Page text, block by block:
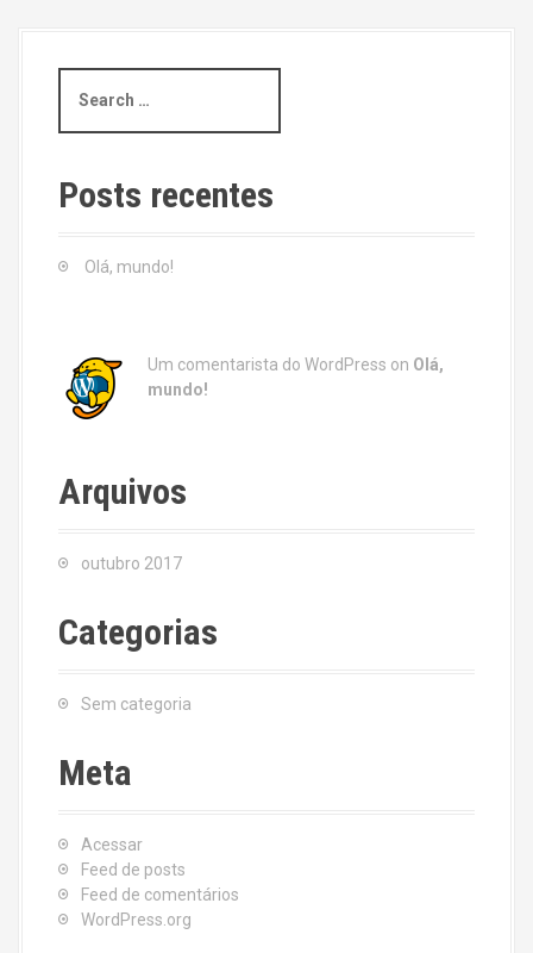
a
c
h
Posts recentes
Olá, mundo!
Um comentarista do WordPress on Olá,
mundo!
Arquivos
outubro 2017
Categorias
Sem categoria
Meta
Acessar
Feed de posts
Feed de comentários
WordPress.org